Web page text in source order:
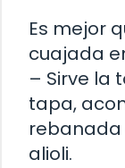
Es mejor
cuajada
– Sirve la
tapa,
rebanada
alioli.